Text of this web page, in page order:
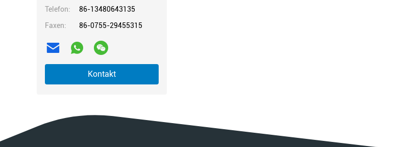
Telefon:
86-13480643135
Faxen:
86-0755-29455315
Kontakt